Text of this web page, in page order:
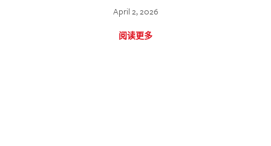
April 2, 2026
阅读更多